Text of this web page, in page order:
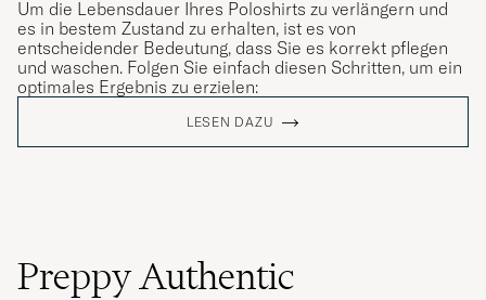
Um die Lebensdauer Ihres Poloshirts zu verlängern und
es in bestem Zustand zu erhalten, ist es von
entscheidender Bedeutung, dass Sie es korrekt pflegen
und waschen. Folgen Sie einfach diesen Schritten, um ein
optimales Ergebnis zu erzielen:
LESEN DAZU
Preppy Authentic